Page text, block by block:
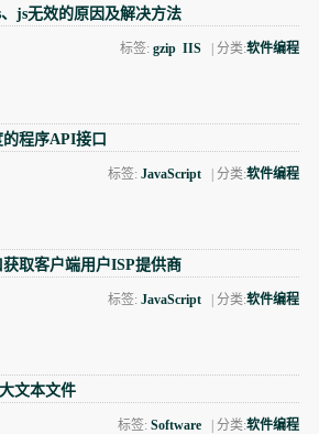
js无效的原因及解决方法
标签:gzip IIS | 分类:软件编程
程序API接口
标签:JavaScript | 分类:软件编程
取客户端用户ISP提供商
标签:JavaScript | 分类:软件编程
文本文件
标签:Software | 分类:软件编程